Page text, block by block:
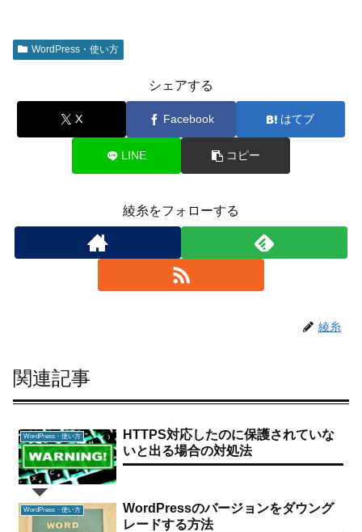
WordPress・使い方
シェアする
X Facebook はてブ
LINE コピー
綾糸をフォローする
綾糸
関連記事
WordPress・使い方
HTTPS対応したのに保護されていな
いと出る場合の対処法
WordPress・使い方
WordPressのバージョンをダウング
レードする方法